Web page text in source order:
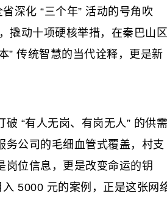
深化 “三个年” 活动的号角吹
撬动十项硬核举措，在秦巴山区
” 传统智慧的当代诠释，更是新
“有人无岗、有岗无人” 的供需
公司的毛细血管式覆盖，村支
岗位信息，更是改变命运的钥
5000 元的案例，正是这张网